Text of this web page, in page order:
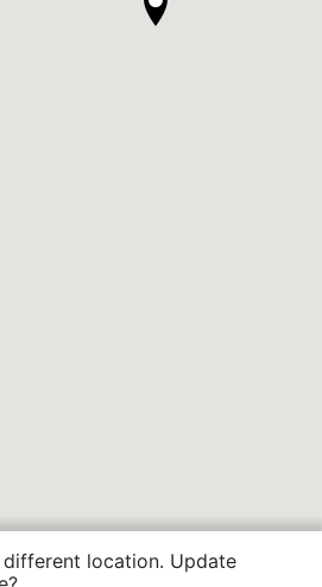
location. Update